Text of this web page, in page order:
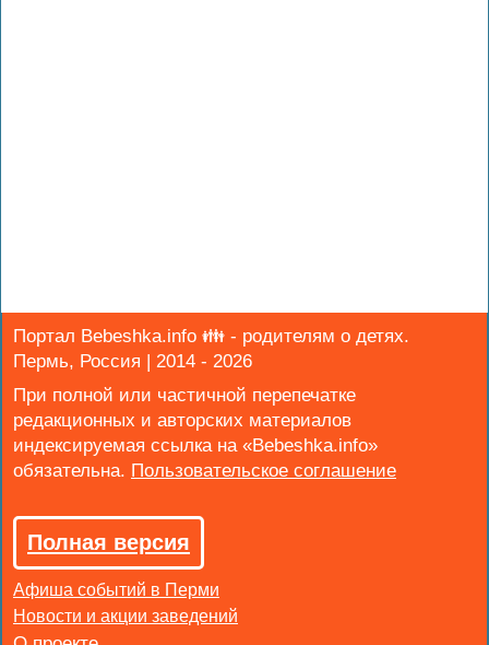
Портал Bebeshka.info 👪 - родителям о детях.
Пермь, Россия | 2014 - 2026
При полной или частичной перепечатке
редакционных и авторских материалов
индексируемая ссылка на «Bebeshka.info»
обязательна.
Полная версия
Афиша событий в Перми
Новости и акции заведений